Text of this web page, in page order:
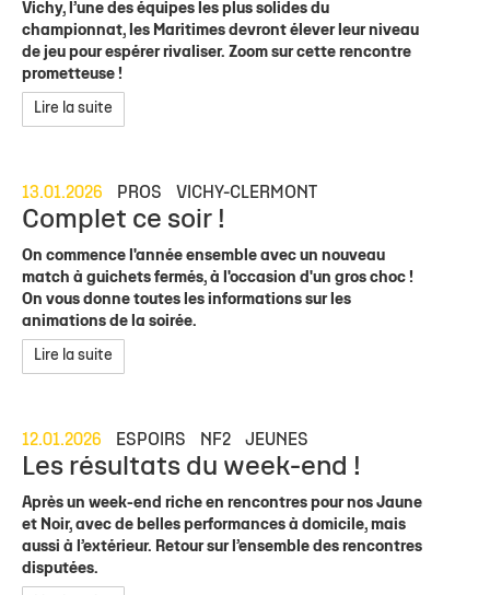
Vichy, l’une des équipes les plus solides du
championnat, les Maritimes devront élever leur niveau
de jeu pour espérer rivaliser. Zoom sur cette rencontre
prometteuse !
Lire la suite
13.01.2026 PROS VICHY-CLERMONT
Complet ce soir !
On commence l'année ensemble avec un nouveau
match à guichets fermés, à l'occasion d'un gros choc !
On vous donne toutes les informations sur les
animations de la soirée.
Lire la suite
12.01.2026 ESPOIRS NF2 JEUNES
Les résultats du week-end !
Après un week-end riche en rencontres pour nos Jaune
et Noir, avec de belles performances à domicile, mais
aussi à l’extérieur. Retour sur l’ensemble des rencontres
disputées.